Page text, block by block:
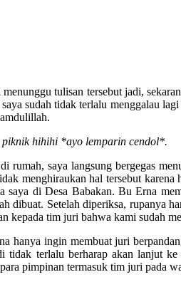
tulisan tersebut jadi,
sudah tidak terlalu menggalau
piknik hihihi *ayo lemparin cendol*.
rumah, saya langsung bergegas
menghiraukan hal tersebut
saya di Desa Babakan. Bu Erna
dibuat. Setelah diperiksa, rupanya
kepada tim juri bahwa kami sudah
hanya ingin membuat juri
terlalu berharap akan lanjut
pimpinan termasuk tim juri